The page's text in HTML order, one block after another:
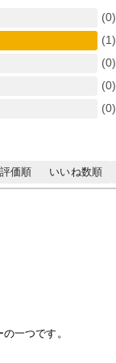
(0)
(1)
(0)
(0)
(0)
評価順 いいね数順
一つです。